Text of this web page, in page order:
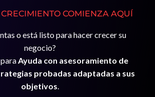
COMIENZA AQUÍ
o está listo para hacer crecer su
negocio?
Ayuda con asesoramiento de
probadas adaptadas a sus
objetivos.